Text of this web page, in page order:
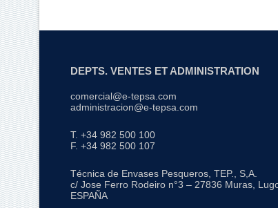
DEPTS. VENTES ET ADMINISTRATION
comercial@e-tepsa.com
administracion@e-tepsa.com
T. +34 982 500 100
F. +34 982 500 107
Técnica de Envases Pesqueros, TEP., S,A.
c/ Jose Ferro Rodeiro n°3 – 27836 Muras,
ESPAÑA